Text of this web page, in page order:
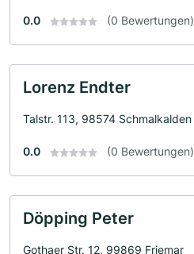
0.0 (0 Bewertungen)
Lorenz Endter
Talstr. 113, 98574 Schmalkalden
0.0 (0 Bewertungen)
Döpping Peter
Gothaer Str. 12, 99869 Friemar